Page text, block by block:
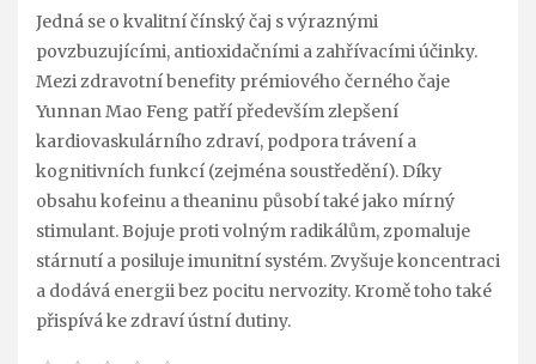
Jedná se o kvalitní čínský čaj s výraznými
povzbuzujícími, antioxidačními a zahřívacími účinky.
Mezi zdravotní benefity prémiového černého čaje
Yunnan Mao Feng patří především zlepšení
kardiovaskulárního zdraví, podpora trávení a
kognitivních funkcí (zejména soustředění). Díky
obsahu kofeinu a theaninu působí také jako mírný
stimulant. Bojuje proti volným radikálům, zpomaluje
stárnutí a posiluje imunitní systém. Zvyšuje koncentraci
a dodává energii bez pocitu nervozity. Kromě toho také
přispívá ke zdraví ústní dutiny.